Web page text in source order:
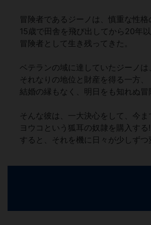
冒険者であるジーノは、慎重な性格
15歳で田舎を飛び出してから20年以
冒険者として生き残ってきた。
ベテランの域に達していたジーノは、
それなりの地位と財産を得る一方、
結婚の縁もなく、明日をも知れぬ
そんな彼は、一大決心をして、今ま
ヨウコという狐耳の奴隷を購入する!
すると、それを機に日々が少しず